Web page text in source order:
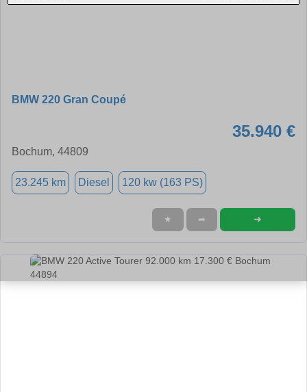
BMW 220 Gran Coupé
35.940 €
Bochum, 44809
23.245 km Diesel 120 kw (163 PS)
★ ➦ ➜